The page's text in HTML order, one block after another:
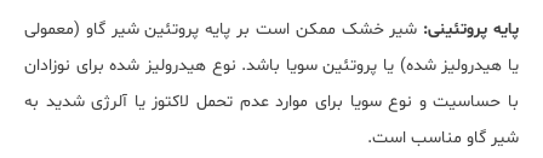
پایه پروتئینی: شیر خشک ممکن است بر پایه پروتئین شیر گاو (معمولی
یا هیدرولیز شده) یا پروتئین سویا باشد. نوع هیدرولیز شده برای نوزادان
با حساسیت و نوع سویا برای موارد عدم تحمل لاکتوز یا آلرژی شدید به
شیر گاو مناسب است.